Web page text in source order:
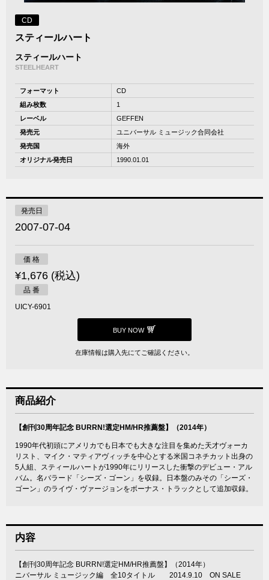
CD
スティールハート
スティールハート
STEELHEART
フォーマット
CD
組み枚数
1
レーベル
GEFFEN
発売元
ユニバーサル ミュージック合同会社
発売国
海外
オリジナル発売日
1990.01.01
発売日
2007-07-04
価 格
¥1,676 (税込)
品 番
UICY-6901
BUY NOW
在庫情報は購入先にてご確認ください。
商品紹介
【創刊30周年記念 BURRN!選定HM/HR推薦盤】（2014年）
1990年代初頭にアメリカでも日本でも大きな注目を集めた天才ヴォーカ
リスト、マイク・マティアヴィッチを中心とする米国コネチカット出身の
5人組、スティールハートが1990年にリリースした衝撃のデビュー・アル
バム。名バラード「シーズ・ゴーン」を収録。日本盤のみその「シーズ・
ゴーン」のライヴ・ヴァージョンをボーナス・トラックとして追加収録。
内容
【創刊30周年記念 BURRN!選定HM/HR推薦盤】（2014年）
ニバーサル ミュージック編 全10タイトル 2014.9.10 ON SALE